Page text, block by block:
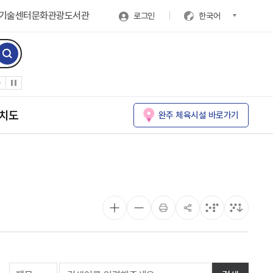
술센터문화관광도서관 로그인 한국어
도 완주 체육시설 바로가기
게